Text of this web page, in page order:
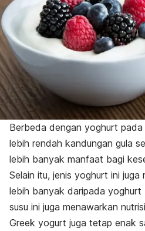
Berbeda dengan yoghurt pada
lebih rendah kandungan gula
lebih banyak manfaat bagi
Selain itu, jenis yoghurt ini juga
lebih banyak daripada yoghurt
susu ini juga menawarkan
Greek yogurt juga tetap enak